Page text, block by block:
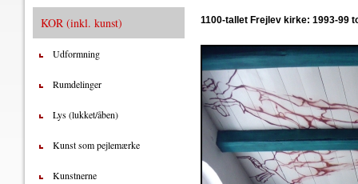
KOR (inkl. kunst)
Udformning
Rumdelinger
Lys (lukket/åben)
Kunst som pejlemærke
Kunstnerne
1100-tallet Frejlev kirke: 1993-99